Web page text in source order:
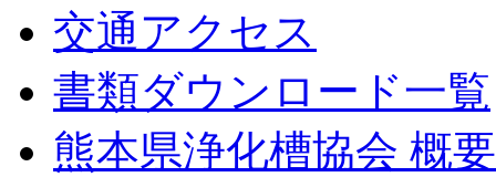
交通アクセス
書類ダウンロード一覧
熊本県浄化槽協会 概要